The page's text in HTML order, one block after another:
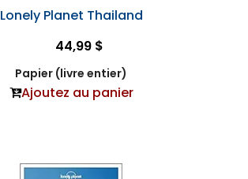
Lonely Planet Thailand
44,99 $
Papier (livre entier)
Ajoutez au panier